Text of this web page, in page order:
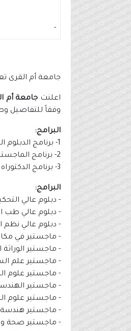
-
جامعة أم القرى تعلن 48 برنامج للدراسات العليا (ماجستير - دكتوراه -
اعلنت جامعة أم
وفقاً للتفاصيل
البرامج:
1- برنامج الدبلوم العالي (3 برامج).
2- برنامج الماجستير (32 برنامجًا).
3- برنامج الدكتوراه (13 برنامجًا).
البرامج:
- دبلوم عالي
- دبلوم عالي طب
- دبلوم عالي نظم
- ماجستير في
- ماجستير الوراثة
- ماجستير علم
- ماجستير علوم
- ماجستير
- ماجستير علوم
- ماجستير هندسة
- ماجستير صحة